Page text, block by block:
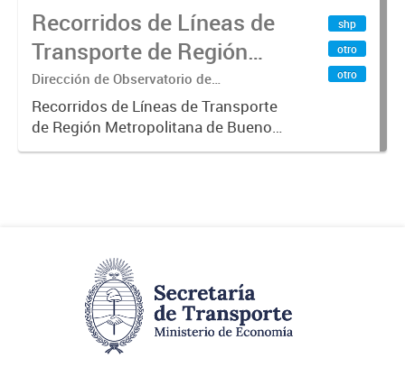
Recorridos de Líneas de
Transporte de Región
Metropolitana de
Buenos Aires (RMBA)
Dirección de Observatorio de
Transporte, Estudio y Sistemas
Recorridos de Líneas de Transporte
de Región Metropolitana de Buenos
Aires (RMBA).-
shp
otro
otro